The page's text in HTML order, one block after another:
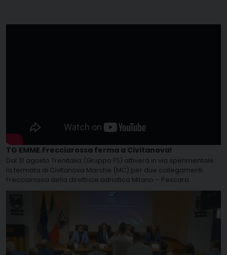
TG EMME.Frecciarossa ferma a Civitanova!
Dal 31 agosto Trenitalia (Gruppo FS) attiverà in via sperimentale
la fermata di Civitanova Marche (MC) per due collegamenti
Frecciarossa della direttrice adriatica Milano – Pescara.